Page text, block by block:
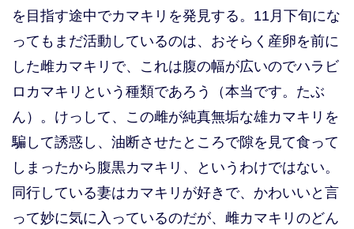
を目指す途中でカマキリを発見する。11月下旬にな
ってもまだ活動しているのは、おそらく産卵を前に
した雌カマキリで、これは腹の幅が広いのでハラビ
ロカマキリという種類であろう（本当です。たぶ
ん）。けっして、この雌が純真無垢な雄カマキリを
騙して誘惑し、油断させたところで隙を見て食って
しまったから腹黒カマキリ、というわけではない。
同行している妻はカマキリが好きで、かわいいと言
って妙に気に入っているのだが、雌カマキリのどん